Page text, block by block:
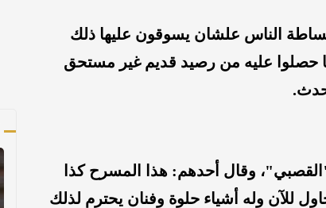
الناس علشان يسوقون عليها ذلك
ما حصلوا عليه من رصيد قديم غير مستحق
"القصبي"، وقال أحدهم: هذا المسرح كذا
للآن وله أشياء حلوة وفنان يحترم لذلك